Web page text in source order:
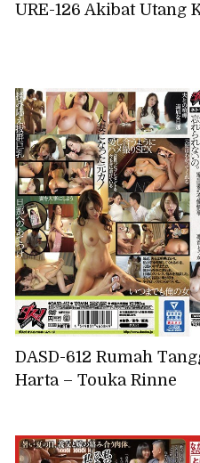
URE-126 Akibat Utang
DASD-612 Rumah
Harta – Touka Rinne